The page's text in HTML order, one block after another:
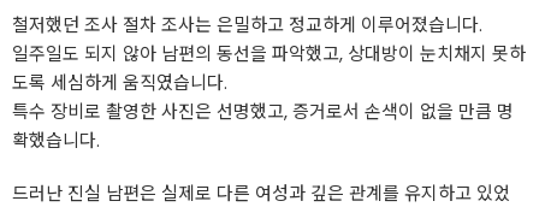
철저했던 조사 절차 조사는 은밀하고 정교하게 이루어졌습니다.
일주일도 되지 않아 남편의 동선을 파악했고, 상대방이 눈치채지 못하
도록 세심하게 움직였습니다.
특수 장비로 촬영한 사진은 선명했고, 증거로서 손색이 없을 만큼 명
확했습니다.
드러난 진실 남편은 실제로 다른 여성과 깊은 관계를 유지하고 있었